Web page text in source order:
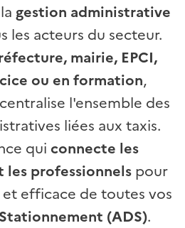
gestion administrative
les acteurs du secteur.
mairie, EPCI,
ou en formation,
l'ensemble des
liées aux taxis.
qui connecte les
professionnels pour
efficace de toutes vos
(ADS).